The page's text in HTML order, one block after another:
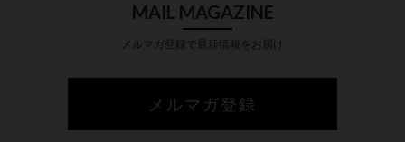
MAIL MAGAZINE
メルマガ登録で最新情報をお届け
メルマガ登録